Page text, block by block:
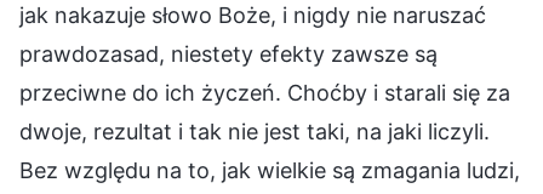
jak nakazuje słowo Boże, i nigdy nie naruszać
prawdozasad, niestety efekty zawsze są
przeciwne do ich życzeń. Choćby i starali się za
dwoje, rezultat i tak nie jest taki, na jaki liczyli.
Bez względu na to, jak wielkie są zmagania ludzi,